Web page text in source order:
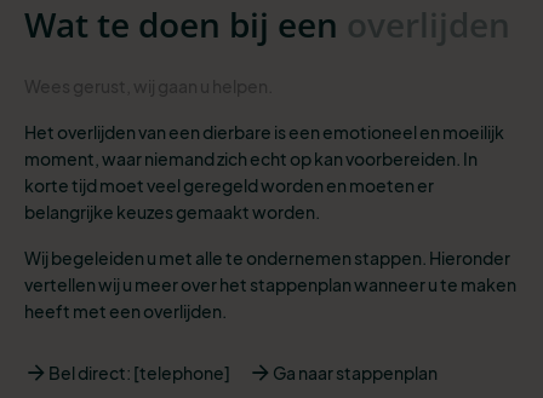
Wat te doen bij een overlijden
Het overlijden van een dierbare is een emotioneel en moeilijk
moment, waar niemand zich echt op kan voorbereiden. In
korte tijd moet veel geregeld worden en moeten er
belangrijke keuzes gemaakt worden.
Wij begeleiden u met alle te ondernemen stappen. Hieronder
vertellen wij u meer over het stappenplan wanneer u te maken
heeft met een overlijden.
Bel direct: [telephone] Ga naar stappenplan